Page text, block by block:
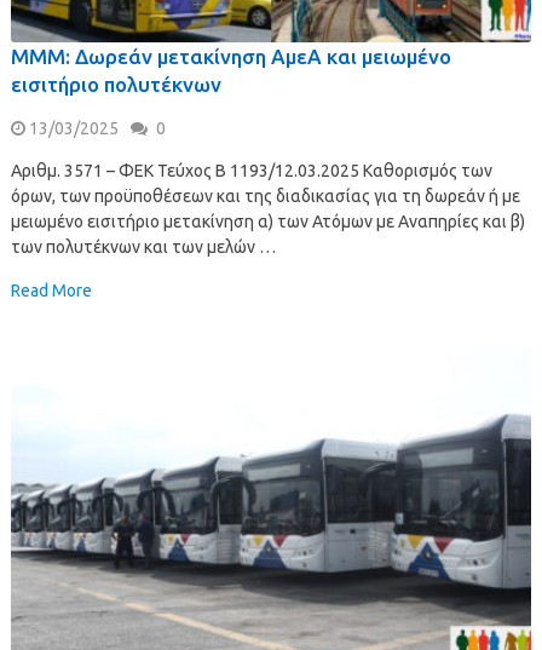
ΜΜΜ: Δωρεάν μετακίνηση ΑμεΑ και μειωμένο
εισιτήριο πολυτέκνων
13/03/2025 0
Αριθμ. 3571 – ΦΕΚ Τεύχος Β 1193/12.03.2025 Καθορισμός των
όρων, των προϋποθέσεων και της διαδικασίας για τη δωρεάν ή με
μειωμένο εισιτήριο μετακίνηση α) των Ατόμων με Αναπηρίες και β)
των πολυτέκνων και των μελών …
Read More